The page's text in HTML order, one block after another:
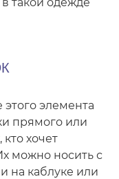
элемента
прямого или
хочет
можно носить с
на каблуке или